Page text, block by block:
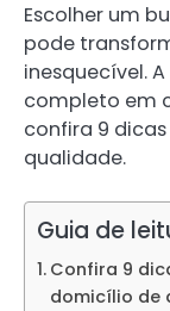
Escolher um
pode
inesquecível.
completo em
confira 9
qualidade.
Guia de
Confira 9
domicílio de